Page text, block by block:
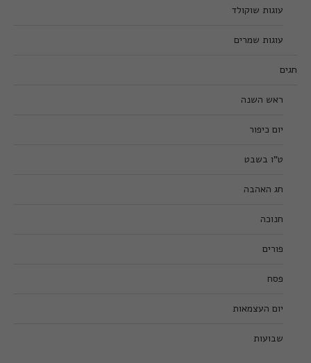
עוגות שוקולד
עוגות שמרים
חגים
ראש השנה
יום כיפור
ט”ו בשבט
חג האהבה
חנוכה
פורים
פסח
יום העצמאות
שבועות